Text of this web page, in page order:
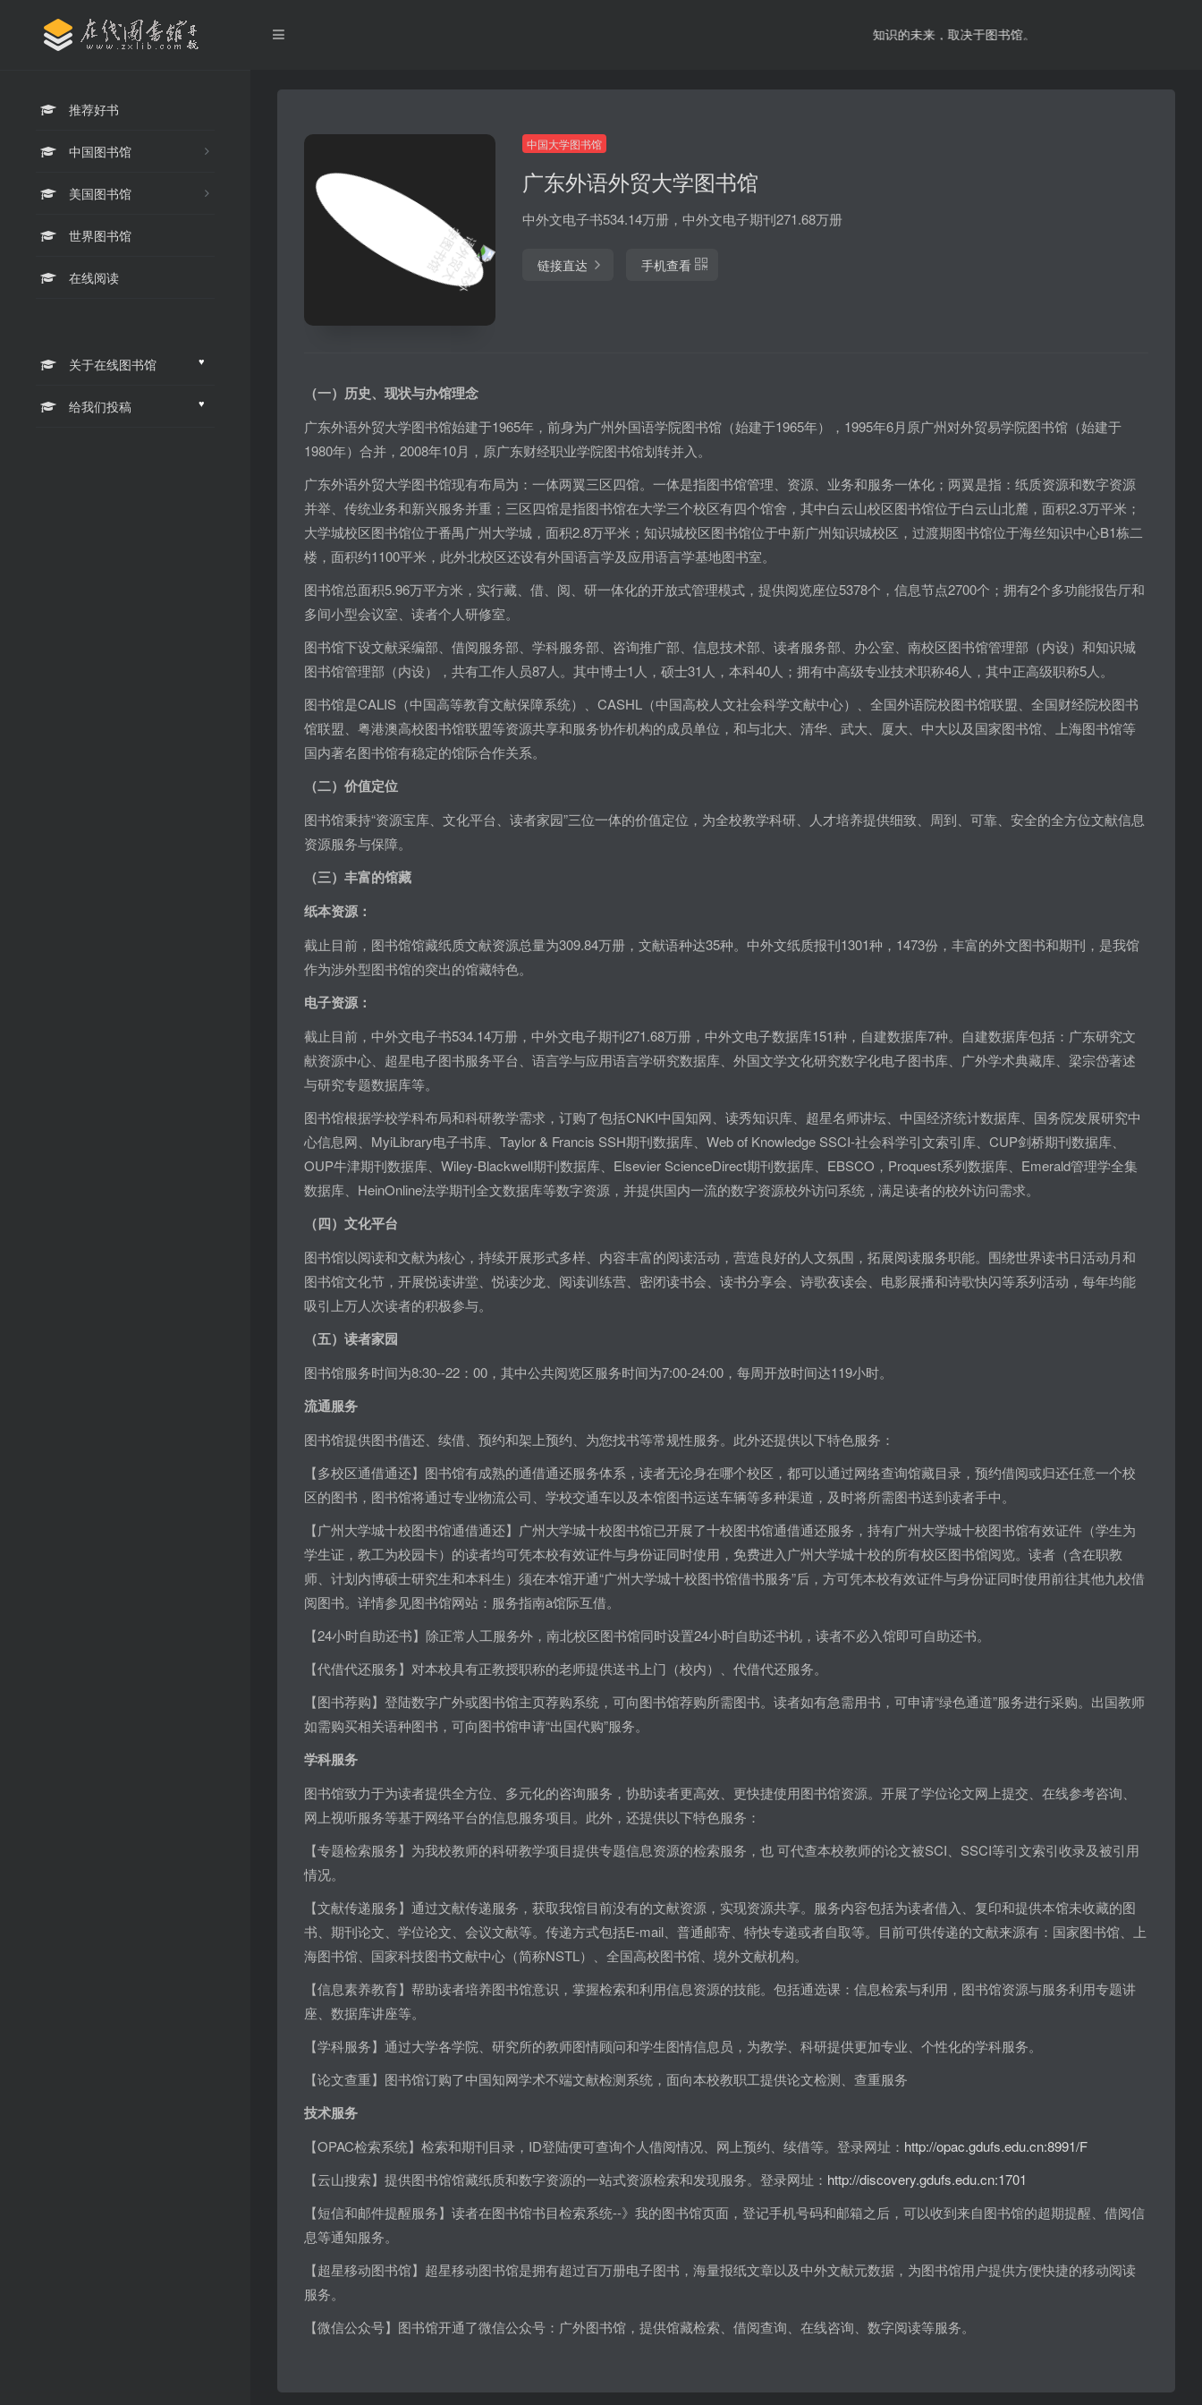
推荐好书
中国图书馆
美国图书馆
世界图书馆
在线阅读
关于在线图书馆 ♥
给我们投稿 ♥
知识的未来，取决于图书馆。
中国大学图书馆
广东外语外贸大学图书馆
中外文电子书534.14万册，中外文电子期刊271.68万册
链接直达 手机查看
（一）历史、现状与办馆理念
广东外语外贸大学图书馆始建于1965年，前身为广州外国语学院图书馆（始建于1965年），1995年6月原广州对外贸易学院图书馆（始建于
1980年）合并，2008年10月，原广东财经职业学院图书馆划转并入。
广东外语外贸大学图书馆现有布局为：一体两翼三区四馆。一体是指图书馆管理、资源、业务和服务一体化；两翼是指：纸质资源和数字资源
并举、传统业务和新兴服务并重；三区四馆是指图书馆在大学三个校区有四个馆舍，其中白云山校区图书馆位于白云山北麓，面积2.3万平米；
大学城校区图书馆位于番禺广州大学城，面积2.8万平米；知识城校区图书馆位于中新广州知识城校区，过渡期图书馆位于海丝知识中心B1栋二
楼，面积约1100平米，此外北校区还设有外国语言学及应用语言学基地图书室。
图书馆总面积5.96万平方米，实行藏、借、阅、研一体化的开放式管理模式，提供阅览座位5378个，信息节点2700个；拥有2个多功能报告厅和
多间小型会议室、读者个人研修室。
图书馆下设文献采编部、借阅服务部、学科服务部、咨询推广部、信息技术部、读者服务部、办公室、南校区图书馆管理部（内设）和知识城
图书馆管理部（内设），共有工作人员87人。其中博士1人，硕士31人，本科40人；拥有中高级专业技术职称46人，其中正高级职称5人。
图书馆是CALIS（中国高等教育文献保障系统）、CASHL（中国高校人文社会科学文献中心）、全国外语院校图书馆联盟、全国财经院校图书
馆联盟、粤港澳高校图书馆联盟等资源共享和服务协作机构的成员单位，和与北大、清华、武大、厦大、中大以及国家图书馆、上海图书馆等
国内著名图书馆有稳定的馆际合作关系。
（二）价值定位
图书馆秉持“资源宝库、文化平台、读者家园”三位一体的价值定位，为全校教学科研、人才培养提供细致、周到、可靠、安全的全方位文献信息
资源服务与保障。
（三）丰富的馆藏
纸本资源：
截止目前，图书馆馆藏纸质文献资源总量为309.84万册，文献语种达35种。中外文纸质报刊1301种，1473份，丰富的外文图书和期刊，是我馆
作为涉外型图书馆的突出的馆藏特色。
电子资源：
截止目前，中外文电子书534.14万册，中外文电子期刊271.68万册，中外文电子数据库151种，自建数据库7种。自建数据库包括：广东研究文
献资源中心、超星电子图书服务平台、语言学与应用语言学研究数据库、外国文学文化研究数字化电子图书库、广外学术典藏库、梁宗岱著述
与研究专题数据库等。
图书馆根据学校学科布局和科研教学需求，订购了包括CNKI中国知网、读秀知识库、超星名师讲坛、中国经济统计数据库、国务院发展研究中
心信息网、MyiLibrary电子书库、Taylor & Francis SSH期刊数据库、Web of Knowledge SSCI-社会科学引文索引库、CUP剑桥期刊数据库、
OUP牛津期刊数据库、Wiley-Blackwell期刊数据库、Elsevier ScienceDirect期刊数据库、EBSCO，Proquest系列数据库、Emerald管理学全集
数据库、HeinOnline法学期刊全文数据库等数字资源，并提供国内一流的数字资源校外访问系统，满足读者的校外访问需求。
（四）文化平台
图书馆以阅读和文献为核心，持续开展形式多样、内容丰富的阅读活动，营造良好的人文氛围，拓展阅读服务职能。围绕世界读书日活动月和
图书馆文化节，开展悦读讲堂、悦读沙龙、阅读训练营、密闭读书会、读书分享会、诗歌夜读会、电影展播和诗歌快闪等系列活动，每年均能
吸引上万人次读者的积极参与。
（五）读者家园
图书馆服务时间为8:30--22：00，其中公共阅览区服务时间为7:00-24:00，每周开放时间达119小时。
流通服务
图书馆提供图书借还、续借、预约和架上预约、为您找书等常规性服务。此外还提供以下特色服务：
【多校区通借通还】图书馆有成熟的通借通还服务体系，读者无论身在哪个校区，都可以通过网络查询馆藏目录，预约借阅或归还任意一个校
区的图书，图书馆将通过专业物流公司、学校交通车以及本馆图书运送车辆等多种渠道，及时将所需图书送到读者手中。
【广州大学城十校图书馆通借通还】广州大学城十校图书馆已开展了十校图书馆通借通还服务，持有广州大学城十校图书馆有效证件（学生为
学生证，教工为校园卡）的读者均可凭本校有效证件与身份证同时使用，免费进入广州大学城十校的所有校区图书馆阅览。读者（含在职教
师、计划内博硕士研究生和本科生）须在本馆开通“广州大学城十校图书馆借书服务”后，方可凭本校有效证件与身份证同时使用前往其他九校借
阅图书。详情参见图书馆网站：服务指南à馆际互借。
【24小时自助还书】除正常人工服务外，南北校区图书馆同时设置24小时自助还书机，读者不必入馆即可自助还书。
【代借代还服务】对本校具有正教授职称的老师提供送书上门（校内）、代借代还服务。
【图书荐购】登陆数字广外或图书馆主页荐购系统，可向图书馆荐购所需图书。读者如有急需用书，可申请“绿色通道”服务进行采购。出国教师
如需购买相关语种图书，可向图书馆申请“出国代购”服务。
学科服务
图书馆致力于为读者提供全方位、多元化的咨询服务，协助读者更高效、更快捷使用图书馆资源。开展了学位论文网上提交、在线参考咨询、
网上视听服务等基于网络平台的信息服务项目。此外，还提供以下特色服务：
【专题检索服务】为我校教师的科研教学项目提供专题信息资源的检索服务，也 可代查本校教师的论文被SCI、SSCI等引文索引收录及被引用
情况。
【文献传递服务】通过文献传递服务，获取我馆目前没有的文献资源，实现资源共享。服务内容包括为读者借入、复印和提供本馆未收藏的图
书、期刊论文、学位论文、会议文献等。传递方式包括E-mail、普通邮寄、特快专递或者自取等。目前可供传递的文献来源有：国家图书馆、上
海图书馆、国家科技图书文献中心（简称NSTL）、全国高校图书馆、境外文献机构。
【信息素养教育】帮助读者培养图书馆意识，掌握检索和利用信息资源的技能。包括通选课：信息检索与利用，图书馆资源与服务利用专题讲
座、数据库讲座等。
【学科服务】通过大学各学院、研究所的教师图情顾问和学生图情信息员，为教学、科研提供更加专业、个性化的学科服务。
【论文查重】图书馆订购了中国知网学术不端文献检测系统，面向本校教职工提供论文检测、查重服务
技术服务
【OPAC检索系统】检索和期刊目录，ID登陆便可查询个人借阅情况、网上预约、续借等。登录网址： http://opac.gdufs.edu.cn:8991/F
【云山搜索】提供图书馆馆藏纸质和数字资源的一站式资源检索和发现服务。登录网址： http://discovery.gdufs.edu.cn:1701
【短信和邮件提醒服务】读者在图书馆书目检索系统--》我的图书馆页面，登记手机号码和邮箱之后，可以收到来自图书馆的超期提醒、借阅信
息等通知服务。
【超星移动图书馆】超星移动图书馆是拥有超过百万册电子图书，海量报纸文章以及中外文献元数据，为图书馆用户提供方便快捷的移动阅读
服务。
【微信公众号】图书馆开通了微信公众号：广外图书馆，提供馆藏检索、借阅查询、在线咨询、数字阅读等服务。